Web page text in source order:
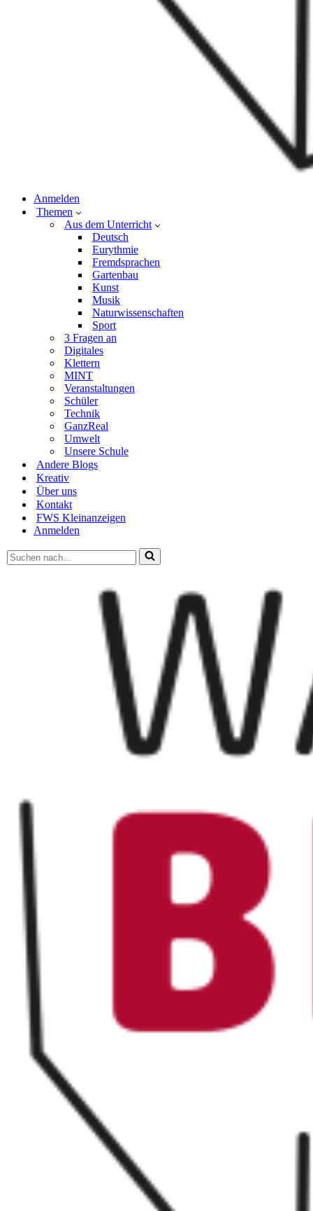
Anmelden
Themen
Aus dem Unterricht
Deutsch
Eurythmie
Fremdsprachen
Gartenbau
Kunst
Musik
Naturwissenschaften
Sport
3 Fragen an
Digitales
Klettern
MINT
Veranstaltungen
Schüler
Technik
GanzReal
Umwelt
Unsere Schule
Andere Blogs
Kreativ
Über uns
Kontakt
FWS Kleinanzeigen
Anmelden
Suchen
nach …